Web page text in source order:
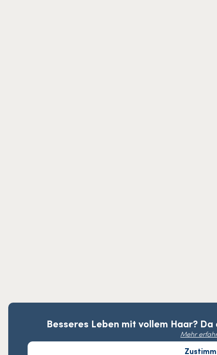
Besseres Leben mit vollem Haar?
Mehr